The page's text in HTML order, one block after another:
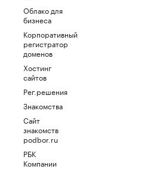
Облако для
бизнеса
Корпоративный
регистратор
доменов
Хостинг
сайтов
Рег.решения
Знакомства
Сайт
знакомств
podbor.ru
РБК
Компании